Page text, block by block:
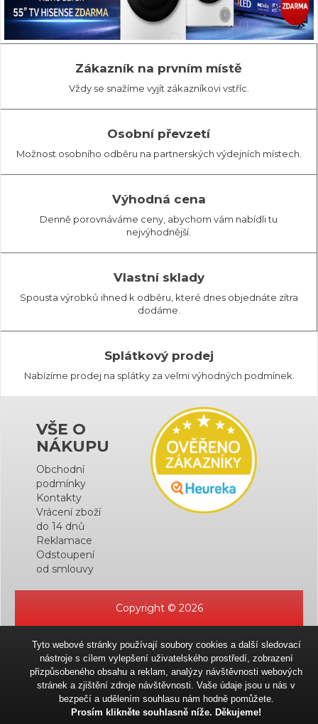
Zákazník na prvním místě
Vždy se snažíme vyjít zákazníkovi vstříc.
Osobní převzetí
Možnost osobního odběru na partnerských výdejních místech.
Výhodná cena
Denně porovnáváme ceny, abychom vám nabídli tu
nejvýhodnější.
Vlastní sklady
Spousta výrobků ihned k odběru, které dnes objednáte zítra
dodáme.
Splátkový prodej
Nabízíme prodej na splátky za velmi výhodných podmínek.
VŠE O
NÁKUPU
Obchodní
podmínky
Kontakty
Vrácení zboží
do 14 dnů
Reklamace
Odstoupení
od smlouvy
Copyright © 2026
Tyto webové stránky používají soubory cookies a další sledovací
nástroje s cílem vylepšení uživatelského prostředí, zobrazení
přizpůsobeného obsahu a reklam, analýzy návštěvnosti webových
stránek a zjištění zdroje návštěvnosti. Vaše údaje jsou u nás v
bezpečí a udělením souhlasu nám hodně pomůžete.
Prosím klikněte souhlasně níže. Děkujeme!